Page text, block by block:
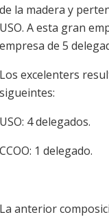
de la madera y
USO. A esta gran
empresa de 5
Los excelenters
sigueintes:
USO: 4 delegados.
CCOO: 1 delegado.
La anterior